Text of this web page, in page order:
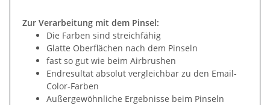
Zur Verarbeitung mit dem Pinsel:
Die Farben sind streichfähig
Glatte Oberflächen nach dem Pinseln
fast so gut wie beim Airbrushen
Endresultat absolut vergleichbar zu den Email-
Color-Farben
Außergewöhnliche Ergebnisse beim Pinseln